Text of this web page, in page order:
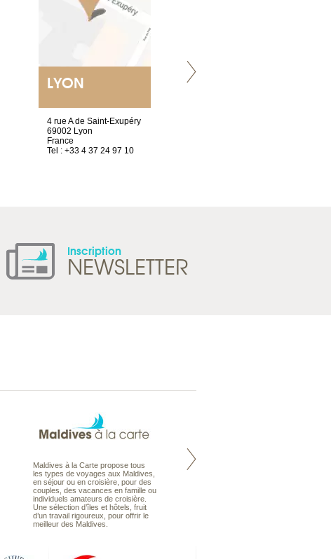
LYON
4 rue A de Saint-Exupéry
69002 Lyon
France
Tel : +33 4 37 24 97 10
Inscription
NEWSLETTER
Maldives à la Carte propose tous
les types de voyages aux Maldives,
en séjour ou en croisière, pour des
couples, des vacances en famille ou
individuels amateurs de croisière.
Une sélection d’îles et hôtels, fruit
d’un travail rigoureux, pour offrir le
meilleur des Maldives.
Notre site Odyssee est un portail